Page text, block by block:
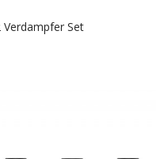
Verdampfer Set